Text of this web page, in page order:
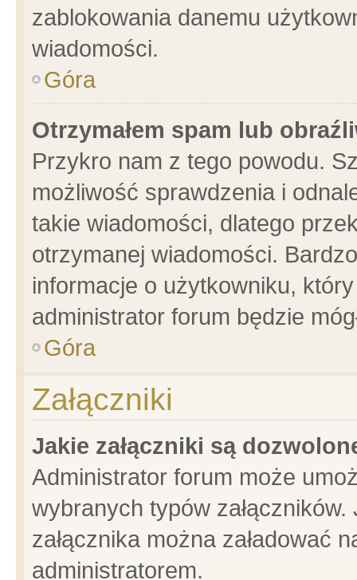
zablokowania danemu
wiadomości.
Góra
Otrzymałem spam lub
Przykro nam z tego powodu.
możliwość sprawdzenia i
takie wiadomości, dlatego
otrzymanej wiadomości.
informacje o użytkowniku,
administrator forum będzie
Góra
Załączniki
Jakie załączniki są
Administrator forum może
wybranych typów
załącznika można załadować
administratorem.